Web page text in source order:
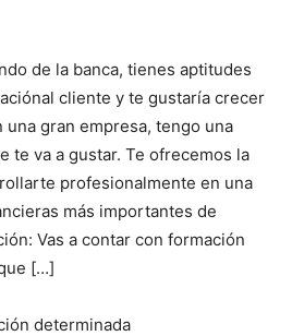
de la banca, tienes aptitudes
cliente y te gustaría crecer
gran empresa, tengo una
te va a gustar. Te ofrecemos la
profesionalmente en una
más importantes de
Vas a contar con formación
[…]
determinada